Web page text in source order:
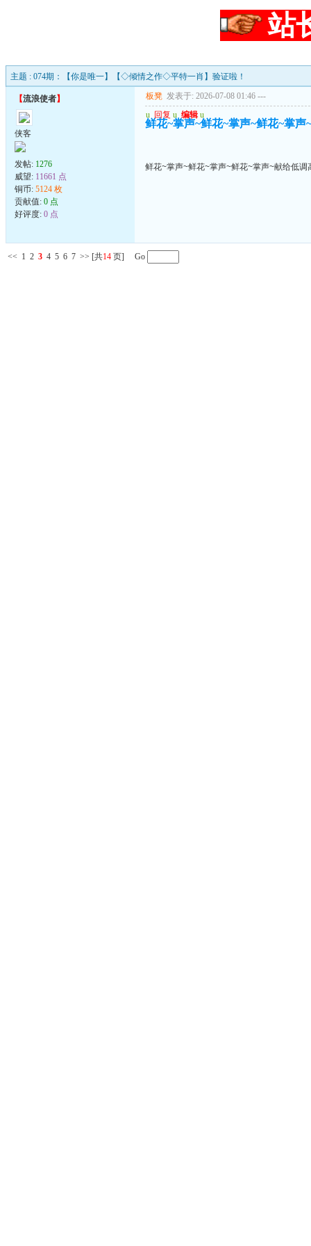
站
主题 : 074期：【你是唯一】【◇倾情之作◇平特一肖】验证啦！
【流浪使者】
侠客
发帖: 1276
威望: 11661 点
铜币: 5124 枚
贡献值: 0 点
好评度: 0 点
板凳 发表于: 2026-07-08 01:46 ---
u 回复 u 编辑 u
鲜花~掌声~鲜花~掌声~鲜花~掌声
鲜花~掌声~鲜花~掌声~鲜花~掌声~献给低调
<< 1 2 3 4 5 6 7 >> [共14 页] Go